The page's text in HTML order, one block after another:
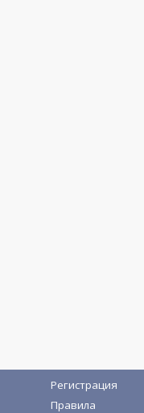
Регистрация
Правила